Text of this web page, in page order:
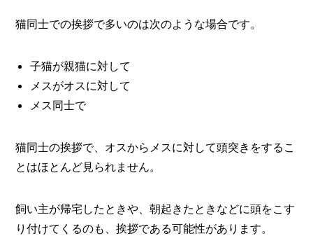
猫同士での挨拶で多いのは次のような場合です。
子猫が親猫に対して
メスがオスに対して
メス同士で
猫同士の挨拶で、オスからメスに対して頭突きをするこ
とはほとんど見られません。
飼い主が帰宅したときや、朝起きたときなどに頭をこす
り付けてくるのも、挨拶である可能性があります。